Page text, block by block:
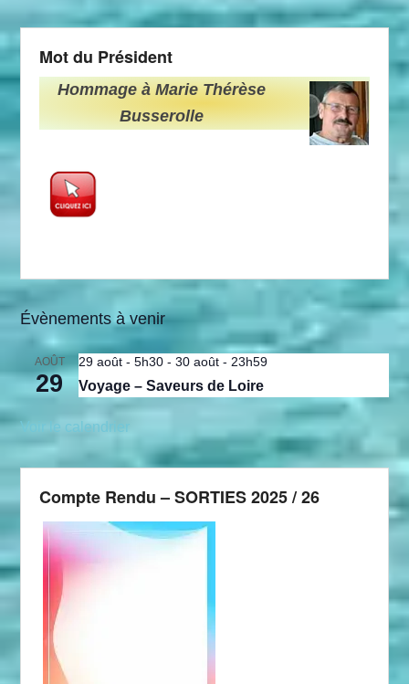
Mot du Président
Hommage à Marie Thérèse
Busserolle
Évènements à venir
AOÛT
29
29 août - 5h30 -30 août - 23h59
Voyage – Saveurs de Loire
Voir le calendrier
Compte Rendu – SORTIES 2025 / 26